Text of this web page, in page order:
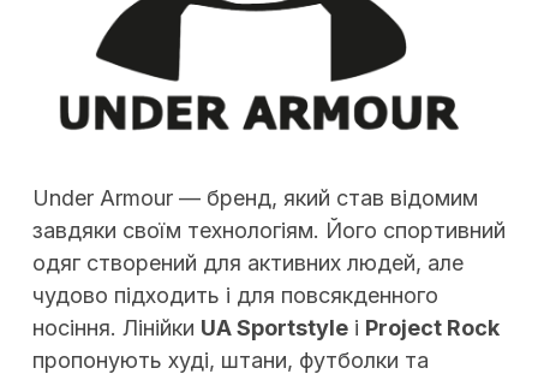
Under Armour — бренд, який став відомим
завдяки своїм технологіям. Його спортивний
одяг створений для активних людей, але
чудово підходить і для повсякденного
носіння. Лінійки UA Sportstyle і Project Rock
пропонують худі, штани, футболки та